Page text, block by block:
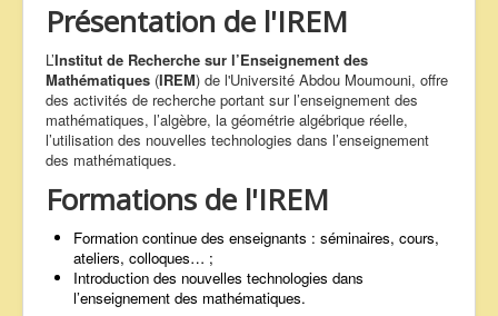
Présentation de l'IREM
L’Institut de Recherche sur l’Enseignement des
Mathématiques (IREM) de l'Université Abdou Moumouni, offre
des activités de recherche portant sur l’enseignement des
mathématiques, l’algèbre, la géométrie algébrique réelle,
l’utilisation des nouvelles technologies dans l’enseignement
des mathématiques.
Formations de l'IREM
Formation continue des enseignants : séminaires, cours,
ateliers, colloques… ;
Introduction des nouvelles technologies dans
l’enseignement des mathématiques.